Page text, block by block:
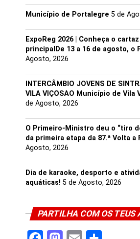
Município de Portalegre 5 de
ExpoReg 2026 | Conheça o
principalDe 13 a 16 de agosto, o
Agosto, 2026
INTERCÂMBIO JOVENS DE
VILA VIÇOSAO Município de Vila
de Agosto, 2026
O Primeiro-Ministro deu o “tiro
da primeira etapa da 87.ª Volta a
Agosto, 2026
Dia de karaoke, desporto e
aquáticas! 5 de Agosto, 2026
PARTILHA COM OS TEUS